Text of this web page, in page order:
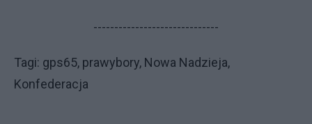
------------------------------
Ta­gi: gps65, prawybory, Nowa Nadzieja,
Konfederacja